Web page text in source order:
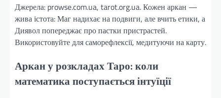
Джерела: prowse.com.ua, tarot.org.ua. Кожен аркан —
жива істота: Маг надихає на подвиги, але вчить етики, а
Диявол попереджає про пастки пристрастей.
Використовуйте для саморефлексії, медитуючи на карту.
Аркан у розкладах Таро: коли
математика поступається інтуїції